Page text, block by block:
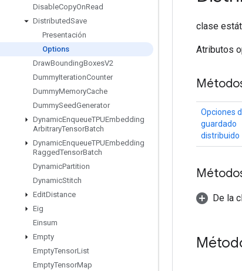
DisableCopyOnRead
DistributedSave
Presentación
Options
DrawBoundingBoxesV2
DummyIterationCounter
DummyMemoryCache
DummySeedGenerator
DynamicEnqueueTPUEmbedding
ArbitraryTensorBatch
DynamicEnqueueTPUEmbedding
RaggedTensorBatch
DynamicPartition
DynamicStitch
EditDistance
Eig
Einsum
Empty
EmptyTensorList
EmptyTensorMap
clase
Atributos
Opciones
guardado
distribuido
De la